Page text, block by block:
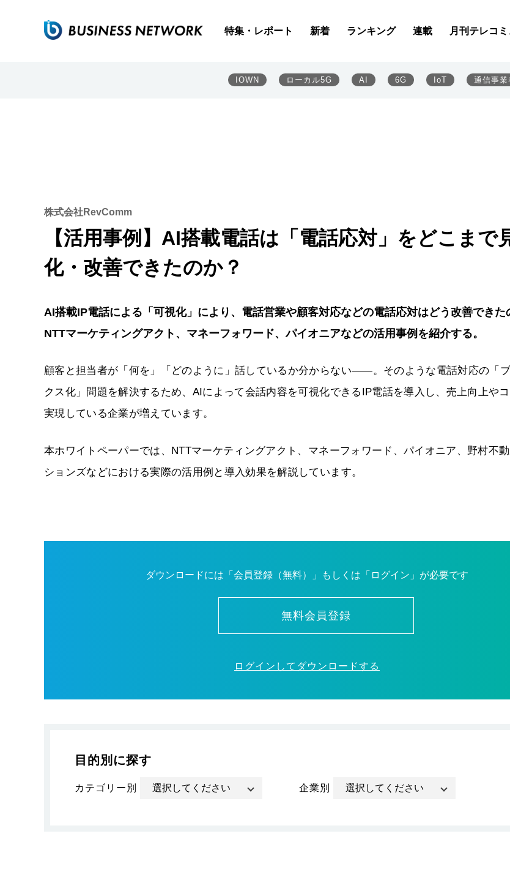
特集・レポート 新着 ランキング 連載 月刊テレコ
IOWN ローカル5G AI 6G IoT 通信事業
株式会社RevComm
【活用事例】AI搭載電話は「電話応対」をどこまで
化・改善できたのか？
AI搭載IP電話による「可視化」により、電話営業や顧客対応などの電話応対はどう改善でき
NTTマーケティングアクト、マネーフォワード、パイオニアなどの活用事例を紹介する。
顧客と担当者が「何を」「どのように」話しているか分からない――。そのような電話対応の「
クス化」問題を解決するため、AIによって会話内容を可視化できるIP電話を導入し、売上向上や
実現している企業が増えています。
本ホワイトペーパーでは、NTTマーケティングアクト、マネーフォワード、パイオニア、野村不
ションズなどにおける実際の活用例と導入効果を解説しています。
ダウンロードには「会員登録（無料）」もしくは「ログイン」が必要です
無料会員登録
ログインしてダウンロードする
目的別に探す
カテゴリー別 企業別